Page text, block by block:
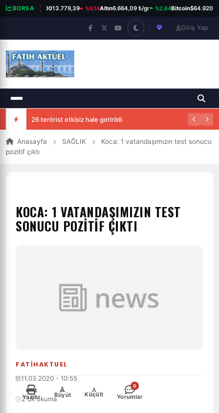
BORSABIST 10013.779,39 %0,14Altın6.664,09 ₺/gr %2,64Bitcoin$64.920
Giriş Yap
26 terörist etkisiz hale getirildi
Anasayfa SAĞLIK
Koca: 1 vatandaşımızın test sonucu
pozitif çıktı
FATIHAKTUEL
KOCA: 1 VATANDAŞIMIZIN TEST
SONUCU POZITIF ÇIKTI
11.03.2020 - 10:55
·
2 dk okuma
·
Yazdır
+
Büyüt
-
Küçült
0
Yorumlar